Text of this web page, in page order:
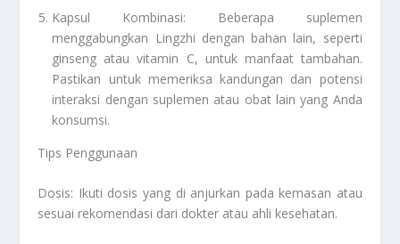
Kapsul Kombinasi: Beberapa suplemen
menggabungkan Lingzhi dengan bahan lain, seperti
ginseng atau vitamin C, untuk manfaat tambahan.
Pastikan untuk memeriksa kandungan dan potensi
interaksi dengan suplemen atau obat lain yang Anda
konsumsi.
Tips Penggunaan
Dosis: Ikuti dosis yang di anjurkan pada kemasan atau
sesuai rekomendasi dari dokter atau ahli kesehatan.